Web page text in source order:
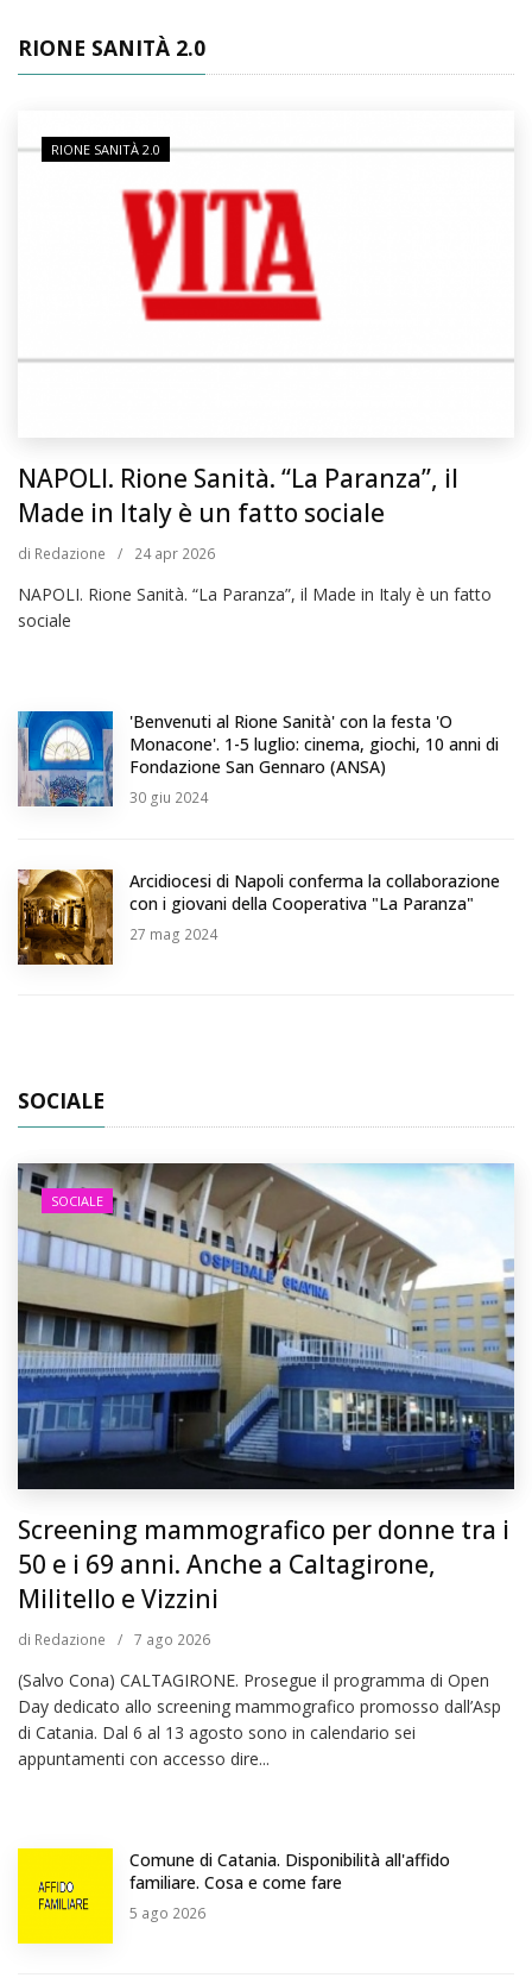
RIONE SANITÀ 2.0
RIONE SANITÀ 2.0
NAPOLI. Rione Sanità. “La Paranza”, il
Made in Italy è un fatto sociale
di Redazione / 24 apr 2026
NAPOLI. Rione Sanità. “La Paranza”, il Made in Italy è un fatto
sociale
'Benvenuti al Rione Sanità' con la festa 'O
Monacone'. 1-5 luglio: cinema, giochi, 10 anni di
Fondazione San Gennaro (ANSA)
30 giu 2024
Arcidiocesi di Napoli conferma la collaborazione
con i giovani della Cooperativa "La Paranza"
27 mag 2024
SOCIALE
SOCIALE
Screening mammografico per donne tra i
50 e i 69 anni. Anche a Caltagirone,
Militello e Vizzini
di Redazione / 7 ago 2026
(Salvo Cona) CALTAGIRONE. Prosegue il programma di Open
Day dedicato allo screening mammografico promosso dall’Asp
di Catania. Dal 6 al 13 agosto sono in calendario sei
appuntamenti con accesso dire...
Comune di Catania. Disponibilità all'affido
familiare. Cosa e come fare
5 ago 2026